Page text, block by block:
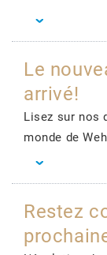
Le
arrivé!
Lisez sur nos
monde de
Restez